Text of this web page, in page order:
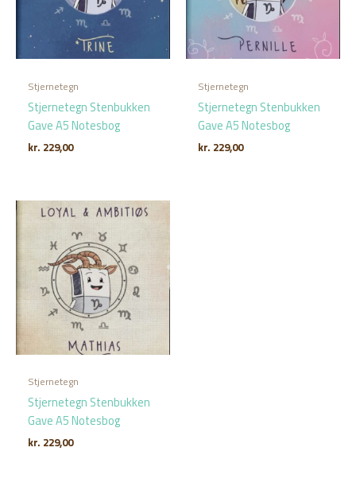
Stjernetegn
Stjernetegn Stenbukken
Gave A5 Notesbog
kr. 229,00
Stjernetegn
Stjernetegn Stenbukken
Gave A5 Notesbog
kr. 229,00
Stjernetegn
Stjernetegn Stenbukken
Gave A5 Notesbog
kr. 229,00